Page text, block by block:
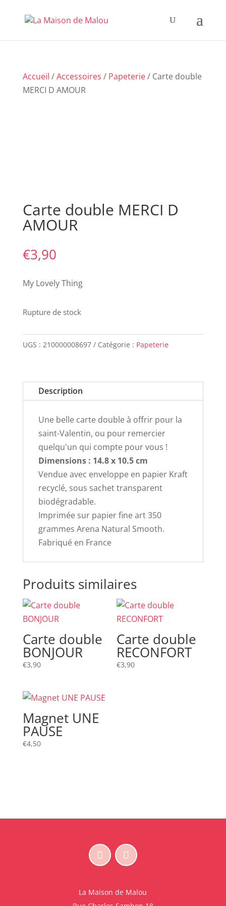
Accueil /Accessoires / Papeterie/ Carte double
MERCI D AMOUR
Carte double MERCI D
AMOUR
€3,90
My Lovely Thing
Rupture de stock
UGS : 210000008697 Catégorie : Papeterie
Description
Une belle carte double à offrir pour la
saint-Valentin, ou pour remercier
quelqu'un qui compte pour vous !
Dimensions : 14.8 x 10.5 cm
Vendue avec enveloppe en papier Kraft
recyclé, sous sachet transparent
biodégradable.
Imprimée sur papier fine art 350
grammes Arena Natural Smooth.
Fabriqué en France
Produits similaires
Carte double
BONJOUR
€3,90
Carte double
RECONFORT
€3,90
Magnet UNE
PAUSE
€4,50
La Maison de Malou